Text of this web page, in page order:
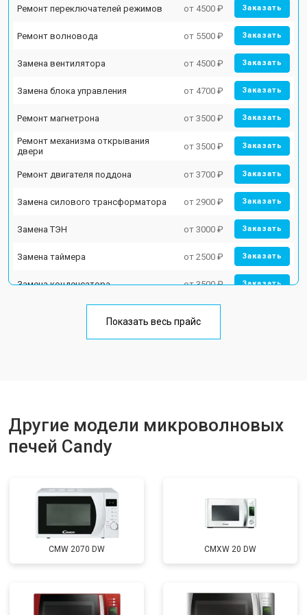
Ремонт переключателей режимов от 4500 ₽ Заказать
Ремонт волновода от 5500 ₽ Заказать
Замена вентилятора от 4500 ₽ Заказать
Замена блока управления от 4700 ₽ Заказать
Ремонт магнетрона от 3500 ₽ Заказать
Ремонт механизма открывания
двери
от 3500 ₽ Заказать
Ремонт двигателя поддона от 3700 ₽ Заказать
Замена силового трансформатора от 2900 ₽ Заказать
Замена ТЭН от 3000 ₽ Заказать
Замена таймера от 2500 ₽ Заказать
Замена конденсатора от 3500 ₽ Заказать
Ремонт платы управления
Замена лампочки от 2400 ₽
Показать весь прайс
Другие модели микроволновых
печей Candy
CMW 2070 DW CMXW 20 DW